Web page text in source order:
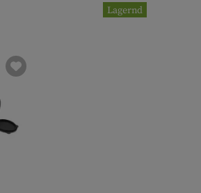
Lagernd